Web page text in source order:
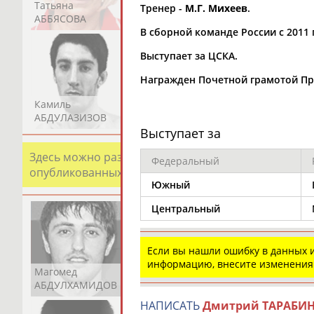
Татьяна
АББЯСОВА
Акжана
АБДИКАРИМОВА
Артур
Камиль
АБДУЛАЗИЗОВ
Здесь можно разместить информацию о хорошо
опубликованных записях. Страна должна знать
Магомед
АБДУЛХАМИДОВ
Шамиль
АБДУРАХМАНОВ
Адлан
АБДУРАШИДОВ
Тренер - М.Г. Михеев.
В сборной команде России с 2011
Выступает за ЦСКА.
Награжден Почетной грамотой
Выступает за
Федеральный
Южный
Центральный
Если вы нашли ошибку в данных
информацию, внесите изменения
НАПИСАТЬДмитрий ТАРАБИН